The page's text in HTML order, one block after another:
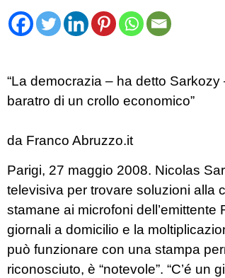
“La democrazia – ha detto
baratro di un crollo economico”
da Franco Abruzzo.it
Parigi, 27 maggio 2008. Nicolas
televisiva per trovare soluzioni alla
stamane ai microfoni
giornali a domicilio e la
può funzionare con una stampa
riconosciuto, è “notevole”. “C’é